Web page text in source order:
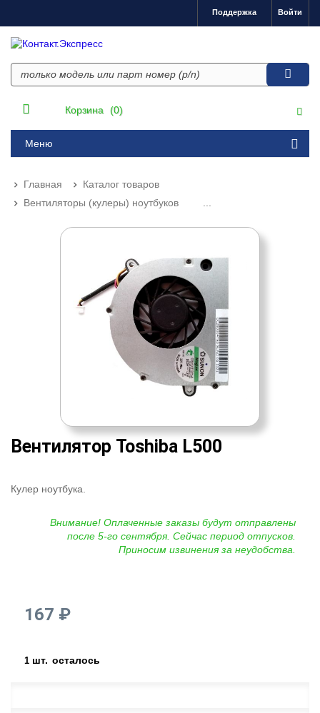
Войти
Поддержка
Корзина (0)
Меню
Главная
Каталог товаров
Вентиляторы (кулеры) ноутбуков
Вентилятор Toshiba L500
Кулер ноутбука.
Внимание! Оплаченные заказы будут отправлены
после 5-го сентября. Сейчас период отпусков.
Приносим извинения за неудобства.
167 ₽
1 шт. осталось